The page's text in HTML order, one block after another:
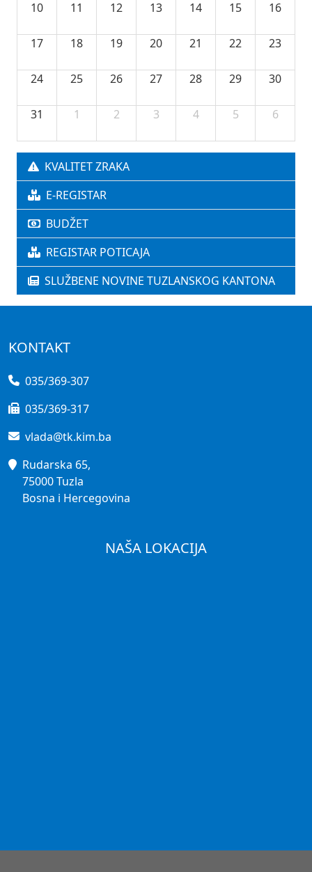
10 11 12 13 14 15 16
17 18 19 20 21 22 23
24 25 26 27 28 29 30
31 1 2 3 4 5 6
KVALITET ZRAKA
E-REGISTAR
BUDŽET
REGISTAR POTICAJA
SLUŽBENE NOVINE TUZLANSKOG KANTONA
KONTAKT
035/369-307
035/369-317
vlada@tk.kim.ba
Rudarska 65,
75000 Tuzla
Bosna i Hercegovina
NAŠA LOKACIJA